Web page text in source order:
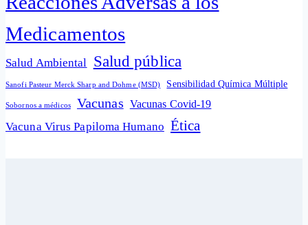
Medicamentos
Salud Ambiental Salud pública
Sanofi Pasteur Merck Sharp and Dohme (MSD) Sensibilidad Química Múltiple
Sobornos a médicos Vacunas Vacunas Covid-19
Vacuna Virus Papiloma Humano Ética